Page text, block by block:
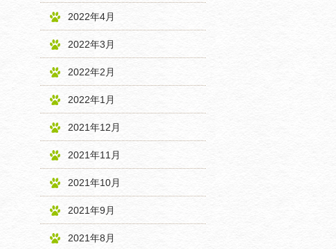
2022年4月
2022年3月
2022年2月
2022年1月
2021年12月
2021年11月
2021年10月
2021年9月
2021年8月